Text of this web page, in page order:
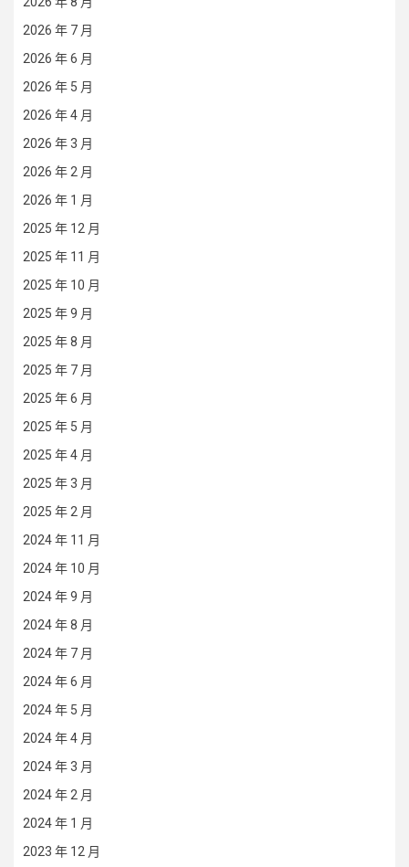
2026 年 7 月
2026 年 6 月
2026 年 5 月
2026 年 4 月
2026 年 3 月
2026 年 2 月
2026 年 1 月
2025 年 12 月
2025 年 11 月
2025 年 10 月
2025 年 9 月
2025 年 8 月
2025 年 7 月
2025 年 6 月
2025 年 5 月
2025 年 4 月
2025 年 3 月
2025 年 2 月
2024 年 11 月
2024 年 10 月
2024 年 9 月
2024 年 8 月
2024 年 7 月
2024 年 6 月
2024 年 5 月
2024 年 4 月
2024 年 3 月
2024 年 2 月
2024 年 1 月
2023 年 12 月